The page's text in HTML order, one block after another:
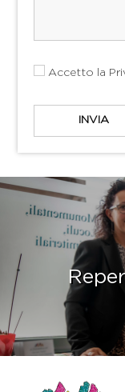
Accetto la